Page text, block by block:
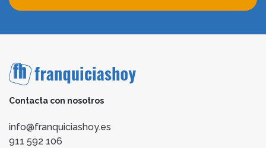
Contacta con nosotros
info@franquiciashoy.es
911 592 106